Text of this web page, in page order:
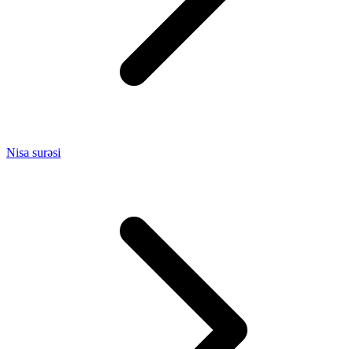
Nisa surəsi